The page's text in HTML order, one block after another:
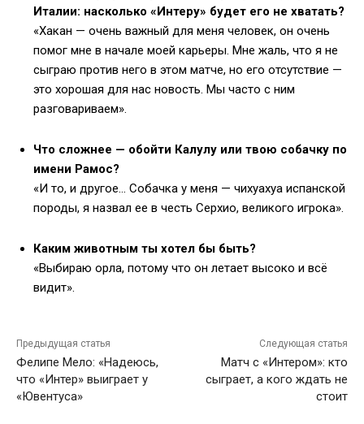
Италии: насколько «Интеру» будет его не хватать?
«Хакан — очень важный для меня человек, он очень
помог мне в начале моей карьеры. Мне жаль, что я не
сыграю против него в этом матче, но его отсутствие —
это хорошая для нас новость. Мы часто с ним
разговариваем».
Что сложнее — обойти Калулу или твою собачку по
имени Рамос?
«И то, и другое… Собачка у меня — чихуахуа испанской
породы, я назвал ее в честь Серхио, великого игрока».
Каким животным ты хотел бы быть?
«Выбираю орла, потому что он летает высоко и всё
видит».
Предыдущая статья
Фелипе Мело: «Надеюсь,
что «Интер» выиграет у
«Ювентуса»
Следующая статья
Матч с «Интером»: кто
сыграет, а кого ждать не
стоит